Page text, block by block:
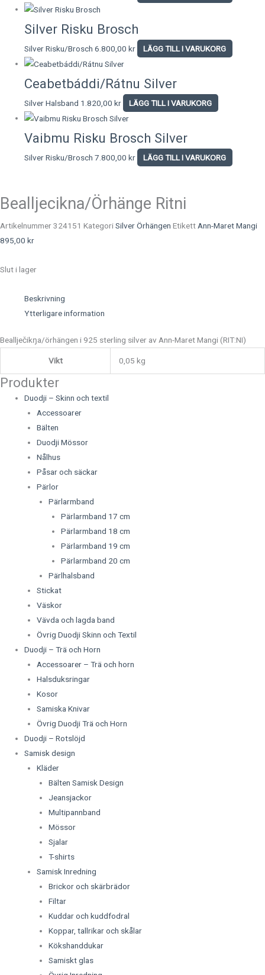
Silver Risku Brosch
Silver Risku/Brosch6.800,00kr LÄGG TILL I VARUKORG
Ceabetbáddi/Rátnu Silver
Silver Halsband 1.820,00kr LÄGG TILL I VARUKORG
Vaibmu Risku Brosch Silver
Silver Risku/Brosch7.800,00kr LÄGG TILL I VARUKORG
Bealljecikna/Örhänge Ritni
Artikelnummer324151 KategoriSilver Örhängen Etikett Ann-Maret Mangi
895,00 kr
Slut i lager
Beskrivning
Ytterligare information
Beallječikŋa/örhängen i 925 sterling silver av Ann-Maret Mangi (RIT:NI)
Vikt 0,05 kg
Produkter
Duodji – Skinn och textil
Accessoarer
Bälten
Duodji Mössor
Nålhus
Påsar och säckar
Pärlor
Pärlarmband
Pärlarmband 17 cm
Pärlarmband 18 cm
Pärlarmband 19 cm
Pärlarmband 20 cm
Pärlhalsband
Stickat
Väskor
Vävda och lagda band
Övrig Duodji Skinn och Textil
Duodji – Trä och Horn
Accessoarer – Trä och horn
Halsduksringar
Kosor
Samiska Knivar
Övrig Duodji Trä och Horn
Duodji – Rotslöjd
Samisk design
Kläder
Bälten Samisk Design
Jeansjackor
Multipannband
Mössor
Sjalar
T-shirts
Samisk Inredning
Brickor och skärbrädor
Filtar
Kuddar och kuddfodral
Koppar, tallrikar och skålar
Kökshanddukar
Samiskt glas